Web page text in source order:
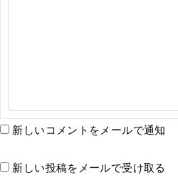
新しいコメントをメールで通知
新しい投稿をメールで受け取る